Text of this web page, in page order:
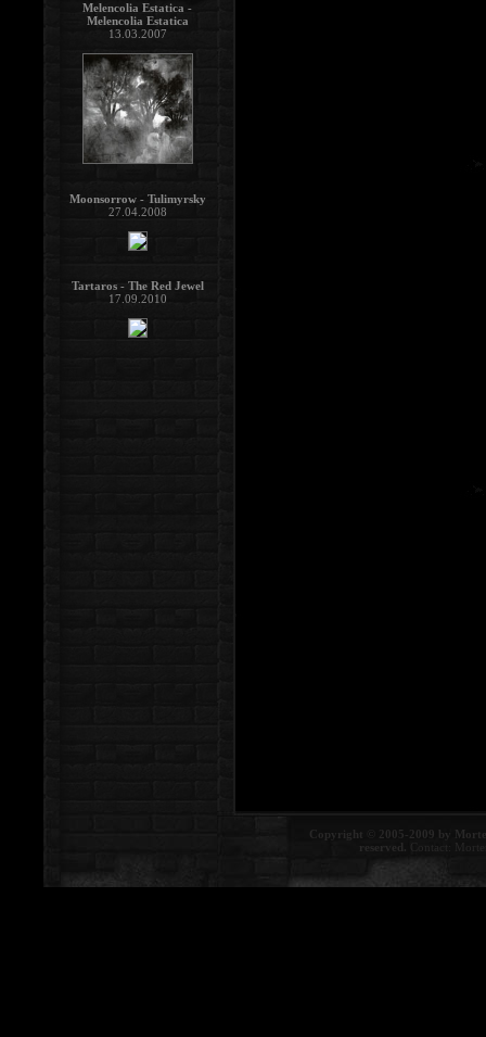
Copyright © 2005-2009 by
reserved. Contact:
Melencolia Estatica -
Melencolia Estatica
13.03.2007
Moonsorrow - Tulimyrsky
27.04.2008
Tartaros - The Red Jewel
17.09.2010